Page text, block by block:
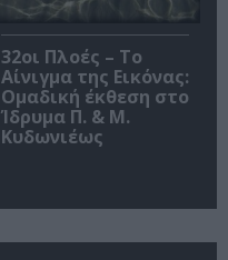
32οι Πλοές – Το
Αίνιγμα της Εικόνας:
Ομαδική έκθεση στο
Ίδρυμα Π. & Μ.
Κυδωνιέως